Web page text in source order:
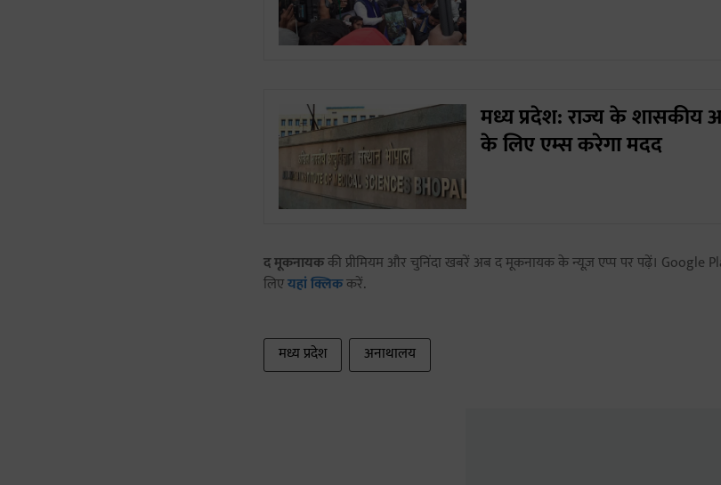
मध्य प्रदेश: राज्य के शासकीय
के लिए एम्स करेगा मदद
द मूकनायककी प्रीमियम और चुनिंदा खबरें अब द मूकनायक के न्यूज़ एप्प पर पढ़ें। Google
लिएयहां क्लिककरें.
मध्य प्रदेश अनाथालय